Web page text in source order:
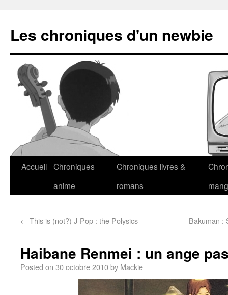
Les chroniques d'un newbie
Accueil Chroniques
anime
Chroniques livres &
romans
← This is (not?) J-Pop : the Polysics Bakuman :
Haibane Renmei : un ange
Posted on 30 octobre 2010by Mackie